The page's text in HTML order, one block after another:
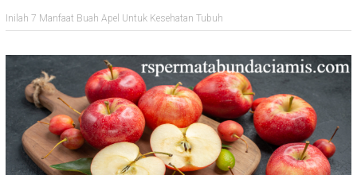
Inilah 7 Manfaat Buah Apel Untuk Kesehatan Tubuh